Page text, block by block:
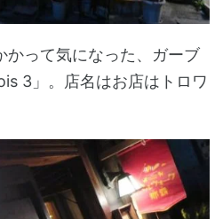
かって気になった、ガーブ
3」。店名はお店はトロワ